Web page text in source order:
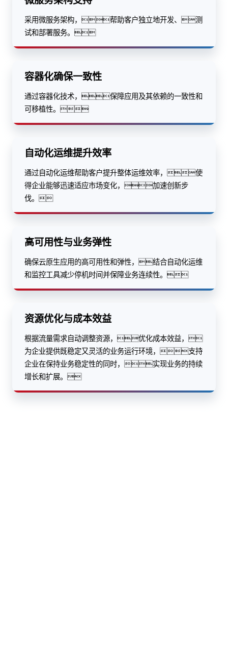
采用微服务架构，帮助客户独立地开发、测
试和部署服务。
容器化确保一致性
通过容器化技术，保障应用及其依赖的一致性和
可移植性。
自动化运维提升效率
通过自动化运维帮助客户提升整体运维效率，使
得企业能够迅速适应市场变化，加速创新步
伐。
高可用性与业务弹性
确保云原生应用的高可用性和弹性，结合自动化运维
和监控工具减少停机时间并保障业务连续性。
资源优化与成本效益
根据流量需求自动调整资源，优化成本效益，
为企业提供既稳定又灵活的业务运行环境，支持
企业在保持业务稳定性的同时，实现业务的持续
增长和扩展。